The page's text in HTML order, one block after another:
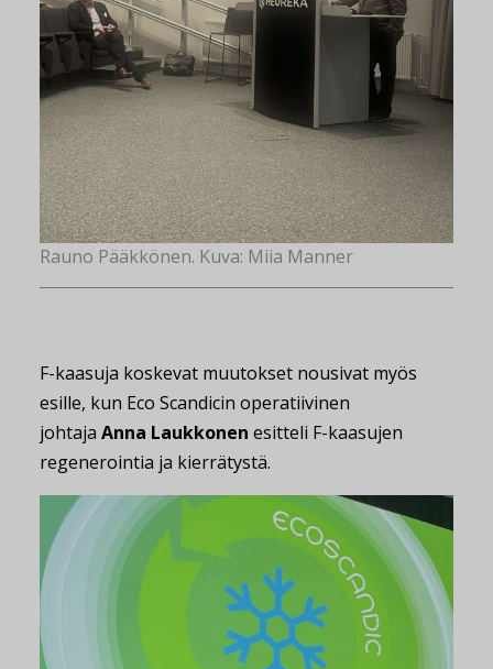
Rauno Pääkkönen. Kuva: Miia Manner
F-kaasuja koskevat muutokset nousivat myös
esille, kun Eco Scandicin operatiivinen
johtaja Anna Laukkonen esitteli F-kaasujen
regenerointia ja kierrätystä.